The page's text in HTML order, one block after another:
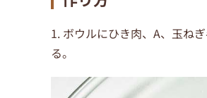
1. ボウルにひき肉、A、玉ね
る。